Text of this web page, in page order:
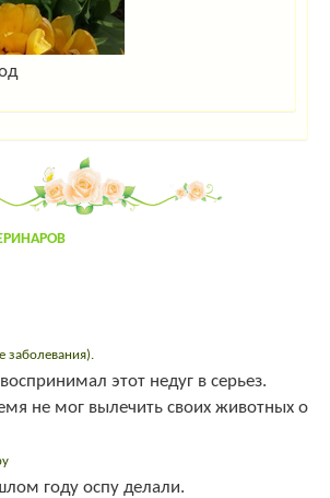
заболевания).
этот недуг в серьез.
не мог вылечить своих животных о
году оспу делали.